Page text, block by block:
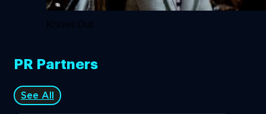
Knives Out
PR Partners
See All